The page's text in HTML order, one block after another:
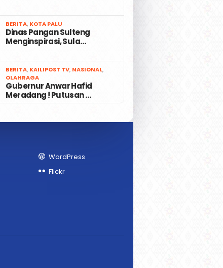
BERITA, KOTA PALU
Dinas Pangan Sulteng
Menginspirasi, Sula…
BERITA, KAILIPOST TV, NASIONAL,
OLAHRAGA
Gubernur Anwar Hafid
Meradang ! Putusan …
WordPress
Flickr